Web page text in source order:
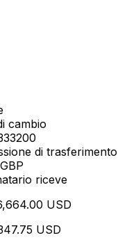
cambio
di trasferimento
riceve
USD
USD